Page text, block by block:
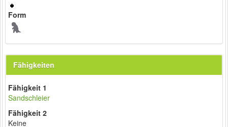
Form
Fähigkeiten
Fähigkeit 1
Sandschleier
Fähigkeit 2
Keine